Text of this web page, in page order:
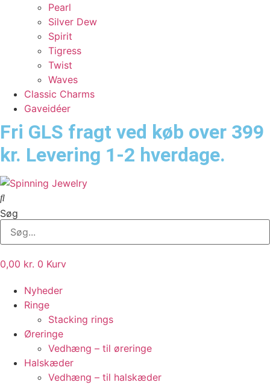
Pearl
Silver Dew
Spirit
Tigress
Twist
Waves
Classic Charms
Gaveidéer
Fri GLS fragt ved køb over 399
kr. Levering 1-2 hverdage.
Søg
0,00 kr. 0 Kurv
Nyheder
Ringe
Stacking rings
Øreringe
Vedhæng – til øreringe
Halskæder
Vedhæng – til halskæder